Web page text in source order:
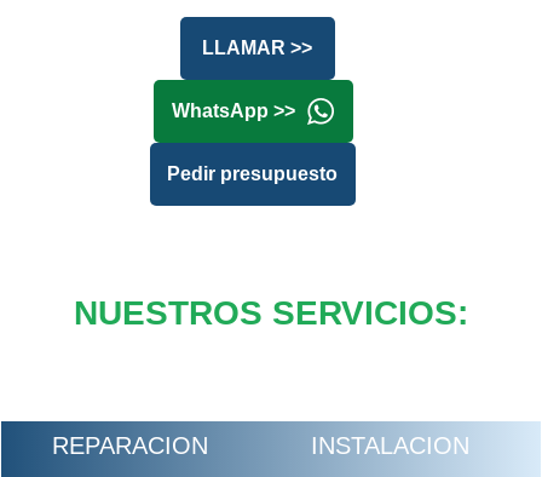
LLAMAR >>
WhatsApp >>
Pedir presupuesto
NUESTROS SERVICIOS:
REPARACION
INSTALACION